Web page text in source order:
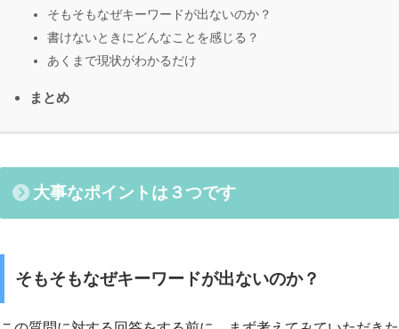
そもそもなぜキーワードが出ないのか？
書けないときにどんなことを感じる？
あくまで現状がわかるだけ
まとめ
大事なポイントは３つです
そもそもなぜキーワードが出ないのか？